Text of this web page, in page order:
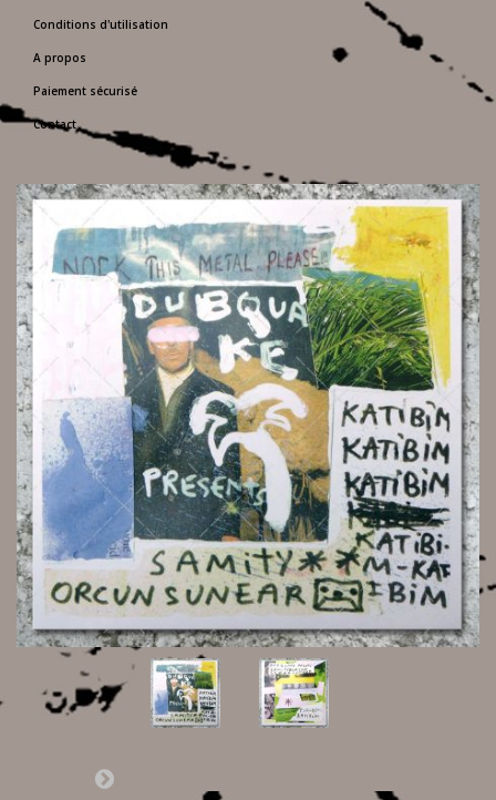
Conditions d'utilisation
A propos
Paiement sécurisé
Contact